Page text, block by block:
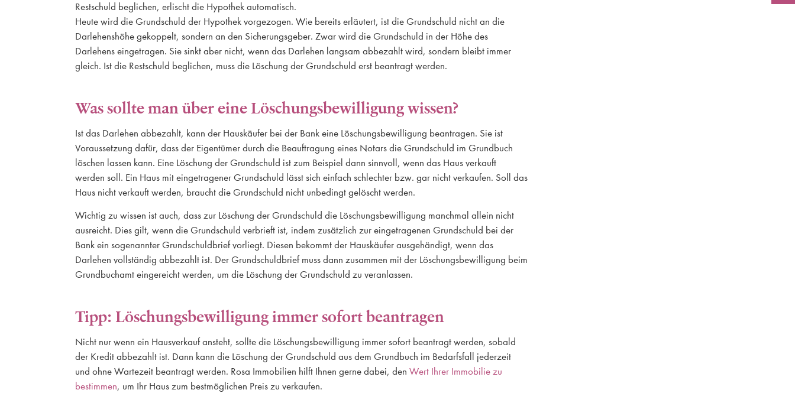
Restschuld beglichen, erlischt die Hypothek automatisch.
Heute wird die Grundschuld der Hypothek vorgezogen. Wie bereits erläutert, ist die Grundschuld nicht an die
Darlehenshöhe gekoppelt, sondern an den Sicherungsgeber. Zwar wird die Grundschuld in der Höhe des
Darlehens eingetragen. Sie sinkt aber nicht, wenn das Darlehen langsam abbezahlt wird, sondern bleibt immer
gleich. Ist die Restschuld beglichen, muss die Löschung der Grundschuld erst beantragt werden.
Was sollte man über eine Löschungsbewilligung wissen?
Ist das Darlehen abbezahlt, kann der Hauskäufer bei der Bank eine Löschungsbewilligung beantragen. Sie ist
Voraussetzung dafür, dass der Eigentümer durch die Beauftragung eines Notars die Grundschuld im Grundbuch
löschen lassen kann. Eine Löschung der Grundschuld ist zum Beispiel dann sinnvoll, wenn das Haus verkauft
werden soll. Ein Haus mit eingetragener Grundschuld lässt sich einfach schlechter bzw. gar nicht verkaufen. Soll das
Haus nicht verkauft werden, braucht die Grundschuld nicht unbedingt gelöscht werden.
Wichtig zu wissen ist auch, dass zur Löschung der Grundschuld die Löschungsbewilligung manchmal allein nicht
ausreicht. Dies gilt, wenn die Grundschuld verbrieft ist, indem zusätzlich zur eingetragenen Grundschuld bei der
Bank ein sogenannter Grundschuldbrief vorliegt. Diesen bekommt der Hauskäufer ausgehändigt, wenn das
Darlehen vollständig abbezahlt ist. Der Grundschuldbrief muss dann zusammen mit der Löschungsbewilligung beim
Grundbuchamt eingereicht werden, um die Löschung der Grundschuld zu veranlassen.
Tipp: Löschungsbewilligung immer sofort beantragen
Nicht nur wenn ein Hausverkauf ansteht, sollte die Löschungsbewilligung immer sofort beantragt werden, sobald
der Kredit abbezahlt ist. Dann kann die Löschung der Grundschuld aus dem Grundbuch im Bedarfsfall jederzeit
und ohne Wartezeit beantragt werden. Rosa Immobilien hilft Ihnen gerne dabei, den Wert Ihrer Immobilie zu
bestimmen, um Ihr Haus zum bestmöglichen Preis zu verkaufen.